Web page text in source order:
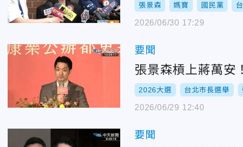
張景森 媽寶 國民黨
2026/06/30 17:29
要聞
張景森槓上蔣萬安
2026大選 台北市長選舉
2026/06/29 12:40
要聞